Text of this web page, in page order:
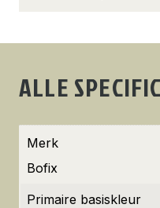
ALLE
Merk
Bofix
Primaire basiskleur